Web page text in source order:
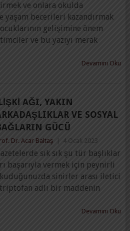
ve onlara okulda
yaşam becerileri kazandırmak
gelişimine önem
ve bu yazıyı merak
Devamını Oku
AĞI, YAKIN
VE SOSYAL
GÜCÜ
Dr. Acar Baltaş 4 Ocak 2023
sık sık şu tür başlıklar
başarıyla vermek için peynirli
sinirler arası iletici
adlı bir maddenin
Devamını Oku